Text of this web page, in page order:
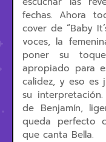
fechas. Ahora
cover de “Baby
voces, la
poner su
apropiado para
calidez, y eso es
su
de Benjamín,
queda perfecto
que canta Bella.